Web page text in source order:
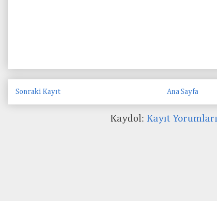
Sonraki Kayıt Ana Sayfa
Kaydol: Kayıt